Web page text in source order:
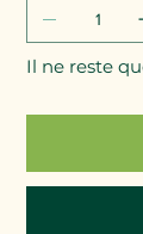
Il ne reste